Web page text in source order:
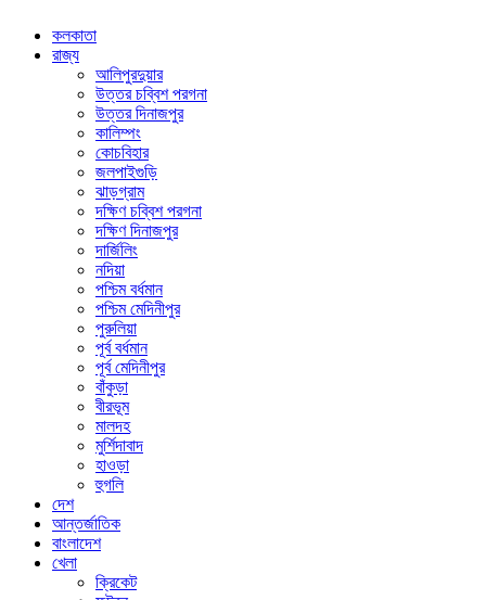
কলকাতা
রাজ্য
আলিপুরদুয়ার
উত্তর চব্বিশ পরগনা
উত্তর দিনাজপুর
কালিম্পং
কোচবিহার
জলপাইগুড়ি
ঝাড়গ্রাম
দক্ষিণ চব্বিশ পরগনা
দক্ষিণ দিনাজপুর
দার্জিলিং
নদিয়া
পশ্চিম বর্ধমান
পশ্চিম মেদিনীপুর
পুরুলিয়া
পূর্ব বর্ধমান
পূর্ব মেদিনীপুর
বাঁকুড়া
বীরভূম
মালদহ
মুর্শিদাবাদ
হাওড়া
হুগলি
দেশ
আন্তর্জাতিক
বাংলাদেশ
খেলা
ক্রিকেট